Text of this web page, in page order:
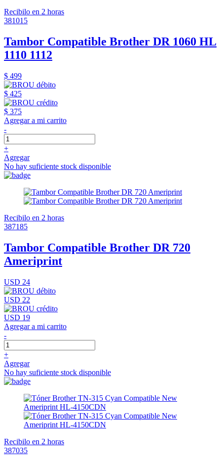
Recibilo en 2 horas
381015
Tambor Compatible Brother DR 1060 HL
1110 1112
$ 499
$ 425
$ 375
Agregar a mi carrito
-
+
Agregar
No hay suficiente stock disponible
Recibilo en 2 horas
387185
Tambor Compatible Brother DR 720
Ameriprint
USD 24
USD 22
USD 19
Agregar a mi carrito
-
+
Agregar
No hay suficiente stock disponible
Recibilo en 2 horas
387035